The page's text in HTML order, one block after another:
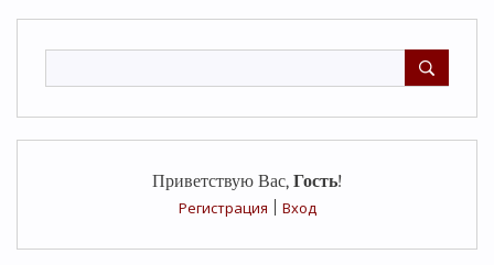
Приветствую Вас, Гость!
Регистрация
Вход